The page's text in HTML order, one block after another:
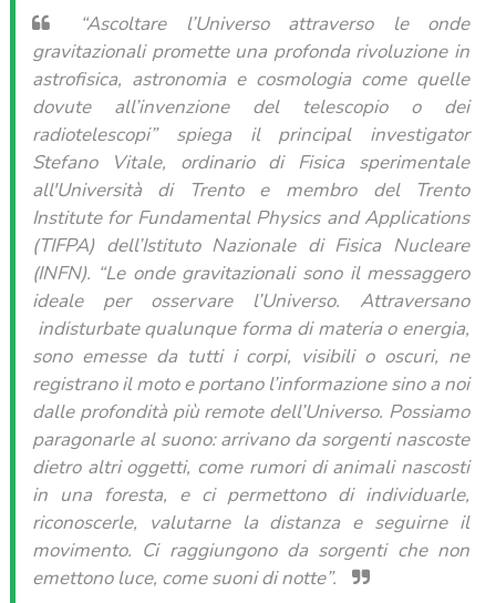
“Ascoltare l’Universo attraverso le onde
gravitazionali promette una profonda rivoluzione in
astrofisica, astronomia e cosmologia come quelle
dovute all’invenzione del telescopio o dei
radiotelescopi” spiega il principal investigator
Stefano Vitale, ordinario di Fisica sperimentale
all'Università di Trento e membro del Trento
Institute for Fundamental Physics and Applications
(TIFPA) dell’Istituto Nazionale di Fisica Nucleare
(INFN). “Le onde gravitazionali sono il messaggero
ideale per osservare l’Universo. Attraversano
indisturbate qualunque forma di materia o energia,
sono emesse da tutti i corpi, visibili o oscuri, ne
registrano il moto e portano l’informazione sino a noi
dalle profondità più remote dell’Universo. Possiamo
paragonarle al suono: arrivano da sorgenti nascoste
dietro altri oggetti, come rumori di animali nascosti
in una foresta, e ci permettono di individuarle,
riconoscerle, valutarne la distanza e seguirne il
movimento. Ci raggiungono da sorgenti che non
emettono luce, come suoni di notte”.